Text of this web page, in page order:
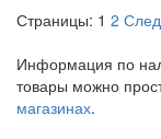
Страницы: 1 2
Информация по
товары можно
магазинах.